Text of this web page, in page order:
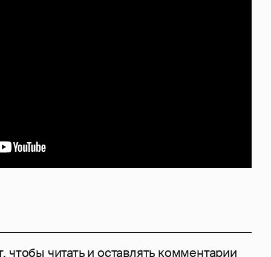
, чтобы читать и оставлять комментарии